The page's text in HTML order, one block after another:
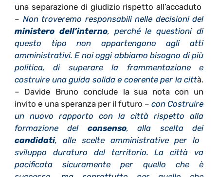
una separazione di giudizio rispetto all’accaduto
– Non troveremo responsabili nelle decisioni del
ministero dell’interno, perché le questioni di
questo tipo non appartengono agli atti
amministrativi. E noi oggi abbiamo bisogno di più
politica, di superare la frammentazione e
costruire una guida solida e coerente per la città.
– Davide Bruno conclude la sua nota con un
invito e una speranza per il futuro – con Costruire
un nuovo rapporto con la città rispetto alla
formazione del consenso, alla scelta dei
candidati, alle scelte amministrative per lo
sviluppo duraturo del territorio. La città va
pacificata sicuramente per quello che è